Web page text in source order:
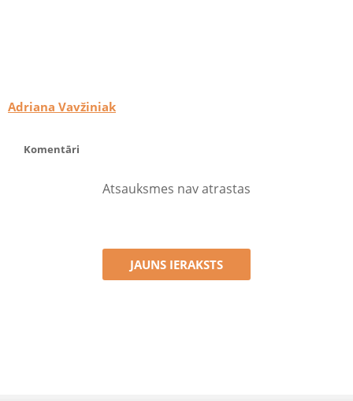
Adriana Vavžiniak
Komentāri
Atsauksmes nav atrastas
JAUNS IERAKSTS